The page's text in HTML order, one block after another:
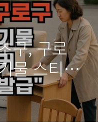
구, 구로
물 스티커
모바일로
게!)